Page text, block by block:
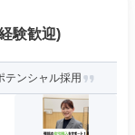
験歓迎)
テンシャル採用